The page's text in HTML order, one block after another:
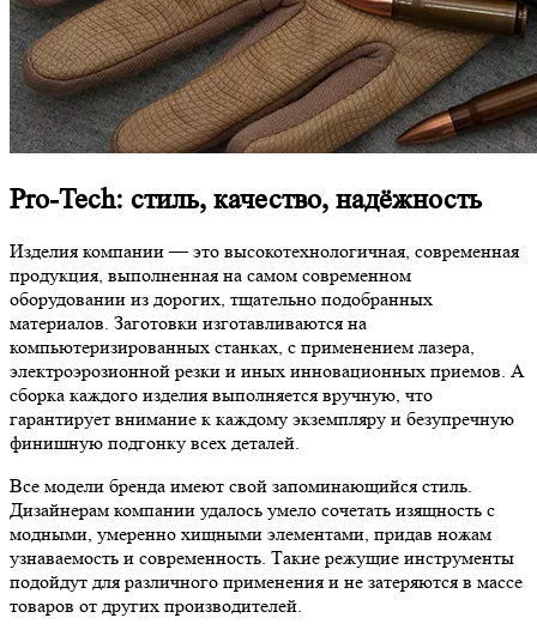
Pro-Tech: стиль, качество, надёжность
Изделия компании — это высокотехнологичная, современная
продукция, выполненная на самом современном
оборудовании из дорогих, тщательно подобранных
материалов. Заготовки изготавливаются на
компьютеризированных станках, с применением лазера,
электроэрозионной резки и иных инновационных приемов. А
сборка каждого изделия выполняется вручную, что
гарантирует внимание к каждому экземпляру и безупречную
финишную подгонку всех деталей.
Все модели бренда имеют свой запоминающийся стиль.
Дизайнерам компании удалось умело сочетать изящность с
модными, умеренно хищными элементами, придав ножам
узнаваемость и современность. Такие режущие инструменты
подойдут для различного применения и не затеряются в массе
товаров от других производителей.